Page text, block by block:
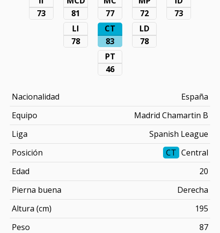
73
81
77
72
73
LI
78
CT
83
LD
78
PT
46
Nacionalidad
España
Equipo
Madrid Chamartin B
Liga
Spanish League
Posición
CT Central
Edad
20
Pierna buena
Derecha
Altura (cm)
195
Peso
87